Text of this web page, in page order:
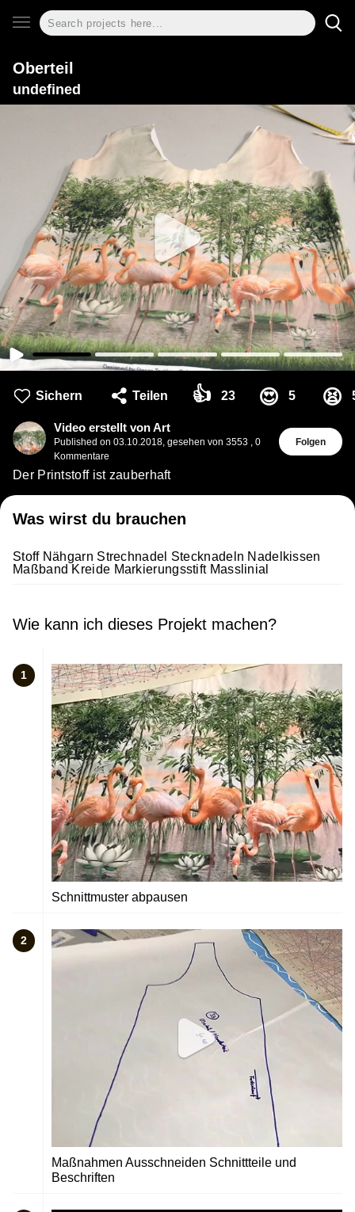
Oberteil
undefined
Sichern Teilen 👍 23 😍 5 😫
Video erstellt von Art
Published on 03.10.2018, gesehen von 3553 , 0
Kommentare
Folgen
Der Printstoff ist zauberhaft
Was wirst du brauchen
Stoff Nähgarn Strechnadel Stecknadeln Nadelkissen
Maßband Kreide Markierungsstift Masslinial
Wie kann ich dieses Projekt machen?
1
Schnittmuster abpausen
2
Maßnahmen Ausschneiden Schnittteile und
Beschriften